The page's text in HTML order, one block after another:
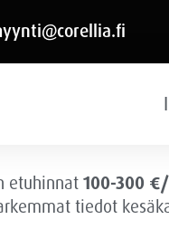
etuhinnat 100-300
tiedot